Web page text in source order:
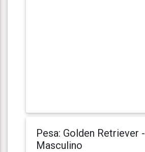
Pesa: Golden Retriever -
Masculino